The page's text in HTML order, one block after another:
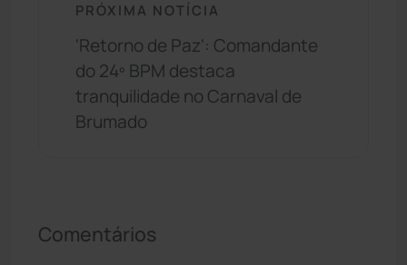
PRÓXIMA NOTÍCIA
'Retorno de Paz': Comandante
do 24º BPM destaca
tranquilidade no Carnaval de
Brumado
Comentários